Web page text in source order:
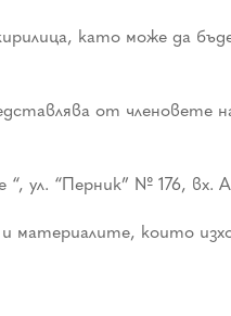
като може да бъде
от членовете
ул. “Перник” № 176, вх.
материалите, които